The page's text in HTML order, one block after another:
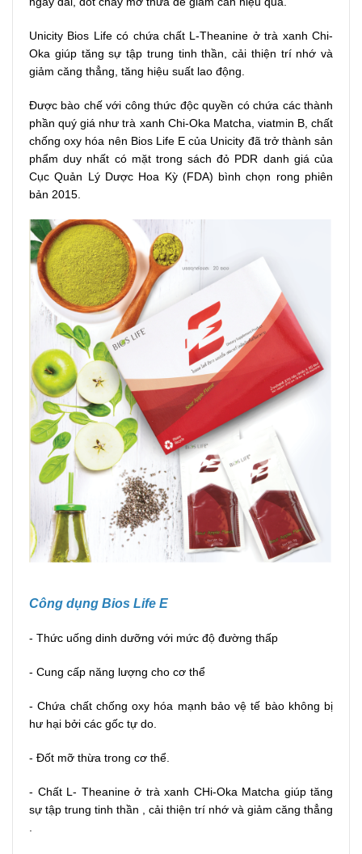
Unicity Bios Life có chứa chất L-Theanine ở trà xanh Chi-
Oka giúp tăng sự tập trung tinh thần, cải thiện trí nhớ và
giảm căng thẳng, tăng hiệu suất lao động.
Được bào chế với công thức độc quyền có chứa các thành
phần quý giá như trà xanh Chi-Oka Matcha, viatmin B, chất
chống oxy hóa nên Bios Life E của Unicity đã trở thành sản
phẩm duy nhất có mặt trong sách đỏ PDR danh giá của
Cục Quản Lý Dược Hoa Kỳ (FDA) bình chọn rong phiên
bản 2015.
Công dụng Bios Life E
- Thức uống dinh dưỡng với mức độ đường thấp
- Cung cấp năng lượng cho cơ thể
- Chứa chất chống oxy hóa mạnh bảo vệ tế bào không bị
hư hại bởi các gốc tự do.
- Đốt mỡ thừa trong cơ thể.
- Chất L- Theanine ở trà xanh CHi-Oka Matcha giúp tăng
sự tập trung tinh thần , cải thiện trí nhớ và giảm căng thẳng
.